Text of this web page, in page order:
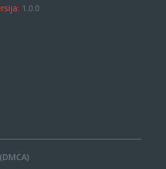
1.0.0